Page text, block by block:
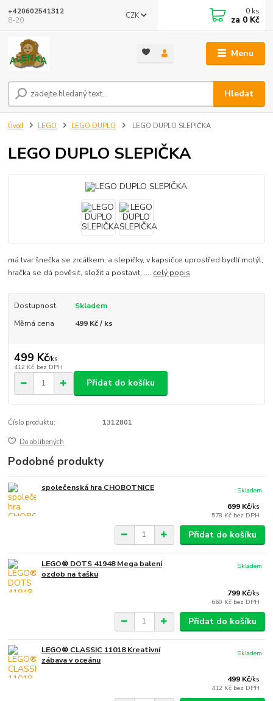
Menu
CZK
Hledat
+420602541312
8-20
0 ks
za 0 Kč
Úvod LEGO LEGO DUPLO LEGO DUPLO SLEPIČKA
LEGO DUPLO SLEPIČKA
má tvar šnečka se zrcátkem, a slepičky, v kapsičce uprostřed bydlí motýl,
hračka se dá pověsit, složit a postavit, .... celý popis
Dostupnost
Skladem
Měrná cena
499 Kč / ks
499 Kč/ks
412 Kč bez DPH
Přidat do košíku
Číslo produktu: 1312801
Do oblíbených
Podobné produkty
společenská hra CHOBOTNICE
699 Kč/ks
578 Kč bez DPH
Skladem
Přidat do košíku
LEGO® DOTS 41948 Mega balení
ozdob na tašku
799 Kč/ks
660 Kč bez DPH
Skladem
Přidat do košíku
LEGO® CLASSIC 11018 Kreativní
zábava v oceánu
499 Kč/ks
412 Kč bez DPH
Skladem